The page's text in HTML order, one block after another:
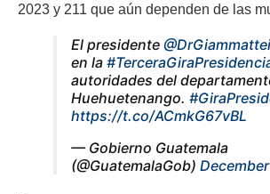
2023 y 211 que aún dependen de las
El presidente @DrGiammattei
en la
autoridades del
Huehuetenango.
https://t.co/ACmkG67vBL
— Gobierno Guatemala
(@GuatemalaGob)